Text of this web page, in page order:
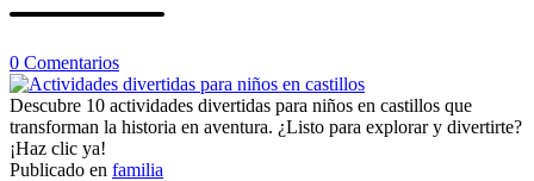
0 Comentariosen
Actividades
divertidas
para
en
Descubre 10 actividades divertidas para niños en castillos que
transforman la historia en aventura. ¿Listo para explorar y divertirte?
¡Haz clic ya!
Publicado en familia